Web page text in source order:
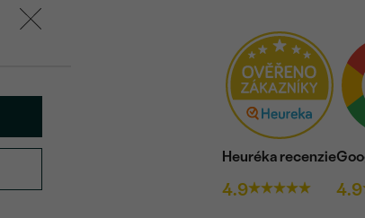
Heuréka recenzie
4.9 4.9